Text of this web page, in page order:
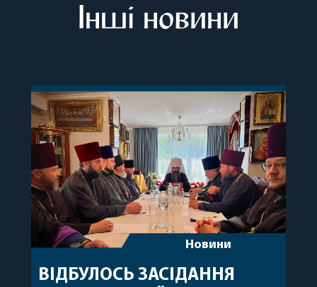
Інші новини
Новини
ВІДБУЛОСЬ ЗАСІДАННЯ